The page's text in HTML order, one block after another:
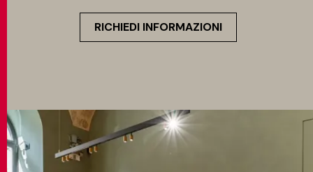
RICHIEDI INFORMAZIONI